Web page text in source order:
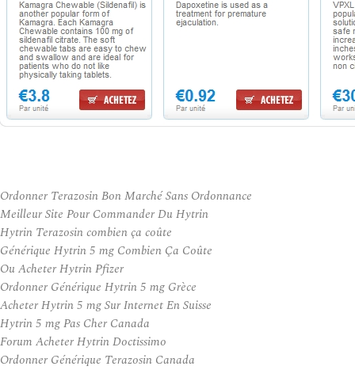
Ordonner Terazosin Bon Marché Sans Ordonnance
Meilleur Site Pour Commander Du Hytrin
Hytrin Terazosin combien ça coûte
Générique Hytrin 5 mg Combien Ça Coûte
Ou Acheter Hytrin Pfizer
Ordonner Générique Hytrin 5 mg Grèce
Acheter Hytrin 5 mg Sur Internet En Suisse
Hytrin 5 mg Pas Cher Canada
Forum Acheter Hytrin Doctissimo
Ordonner Générique Terazosin Canada